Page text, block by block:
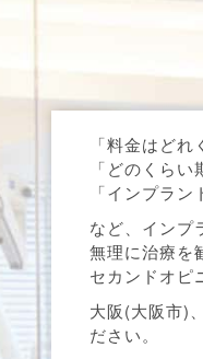
「料金はどれ
「どのくらい
「インプラ
など、インプ
無理に治療を
セカンドオピ
大阪(大阪市)
ださい。